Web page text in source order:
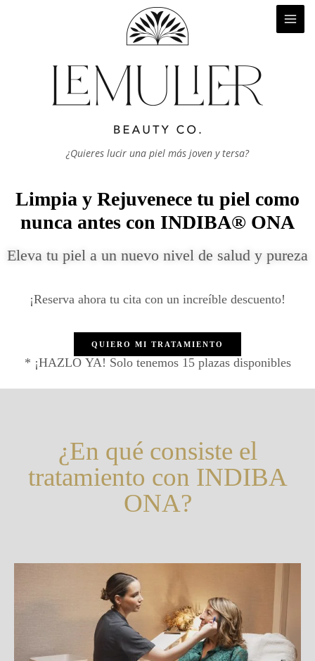
¿Quieres lucir una piel más joven y tersa?
Limpia y Rejuvenece tu piel como
nunca antes con INDIBA® ONA
Eleva tu piel a un nuevo nivel de salud y pureza
¡Reserva ahora tu cita con un increíble descuento!
QUIERO MI TRATAMIENTO
* ¡HAZLO YA! Solo tenemos 15 plazas disponibles
¿En qué consiste el
tratamiento con INDIBA
ONA?